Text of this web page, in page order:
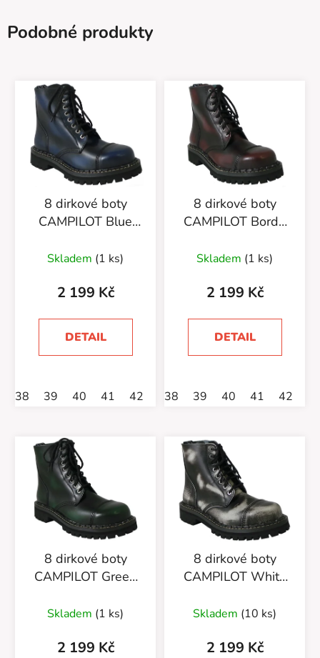
Podobné produkty
8 dirkové boty
CAMPILOT Blue
Skladem (1 ks)
2 199 Kč
DETAIL
38 39 40 41 42 43 44 45 46
8 dirkové boty
CAMPILOT Bordo
Skladem (1 ks)
2 199 Kč
DETAIL
38 39 40 41 42
8 dirkové boty
CAMPILOT Green
Skladem (1 ks)
2 199 Kč
8 dirkové boty
CAMPILOT White
Skladem (10 ks)
2 199 Kč